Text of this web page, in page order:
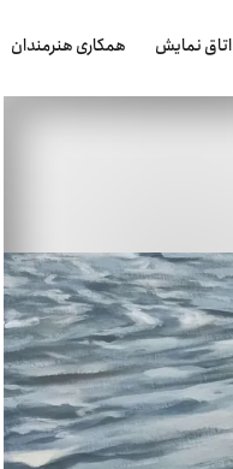
اتاق نمایش همکاری هنرمندان